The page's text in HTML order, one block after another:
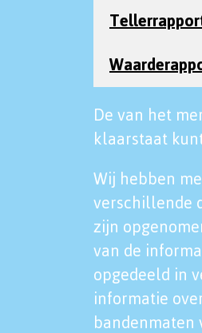
De van het
klaarstaat
Wij hebben
verschillende
zijn
van de
opgedeeld in
informatie
bandenmaten